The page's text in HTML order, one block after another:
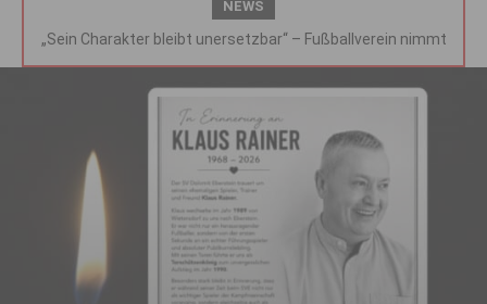
NEWS
„Sein Charakter bleibt unersetzbar“ – Fußballverein nimmt